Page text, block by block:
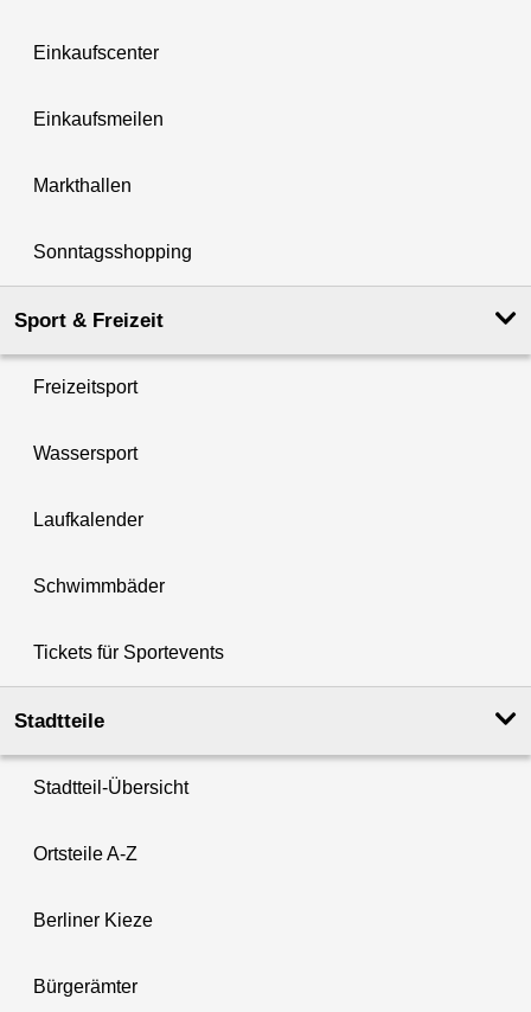
Einkaufscenter
Einkaufsmeilen
Markthallen
Sonntagsshopping
Sport & Freizeit
Freizeitsport
Wassersport
Laufkalender
Schwimmbäder
Tickets für Sportevents
Stadtteile
Stadtteil-Übersicht
Ortsteile A-Z
Berliner Kieze
Bürgerämter